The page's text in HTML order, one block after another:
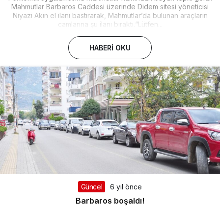
Mahmutlar Barbaros Caddesi üzerinde Didem sitesi yöneticisi
Niyazi Akın el ilanı bastırarak, Mahmutlar’da bulunan araçların
camlarına şu ilanı bıraktı.“Lütfen...
HABERI OKU
Güncel 6 yıl önce
Barbaros boşaldı!